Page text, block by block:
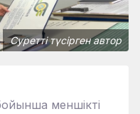
Суретті түсірген автор
меншікті